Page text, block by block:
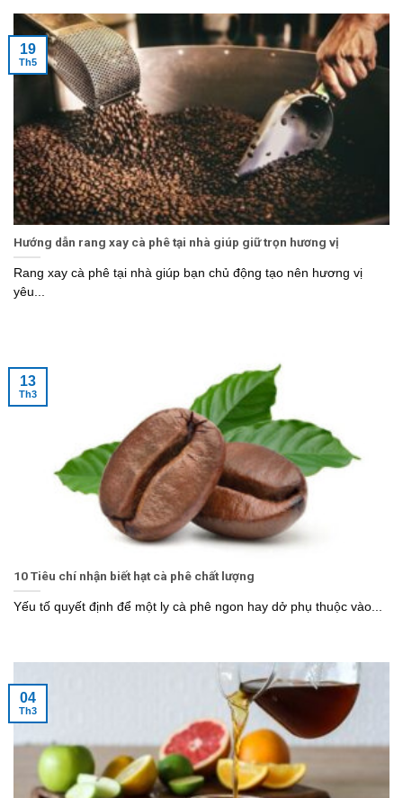
Hướng dẫn rang xay cà phê tại nhà giúp giữ trọn hương vị
Rang xay cà phê tại nhà giúp bạn chủ động tạo nên hương vị
yêu...
19
Th5
10 Tiêu chí nhận biết hạt cà phê chất lượng
Yếu tố quyết định để một ly cà phê ngon hay dở phụ thuộc vào...
13
Th3
04
Th3